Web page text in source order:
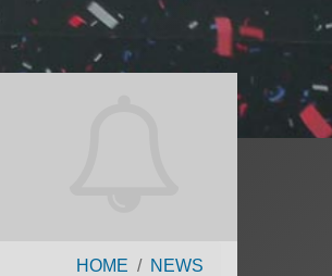
HOME NEWS